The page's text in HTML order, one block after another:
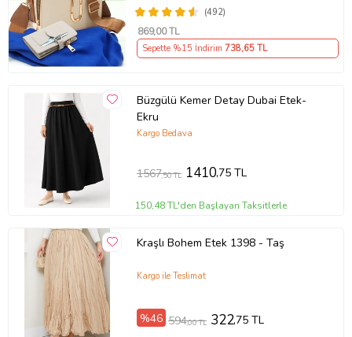
(492)
869,00 TL
Sepette %15 İndirim 738,65 TL
Büzgülü Kemer Detay Dubai Etek-
Ekru
Kargo Bedava
1567,50 TL 1410,75 TL
150,48 TL'den Başlayan Taksitlerle
Kraşlı Bohem Etek 1398 - Taş
Kargo ile Teslimat
%46 594,00 TL 322,75 TL